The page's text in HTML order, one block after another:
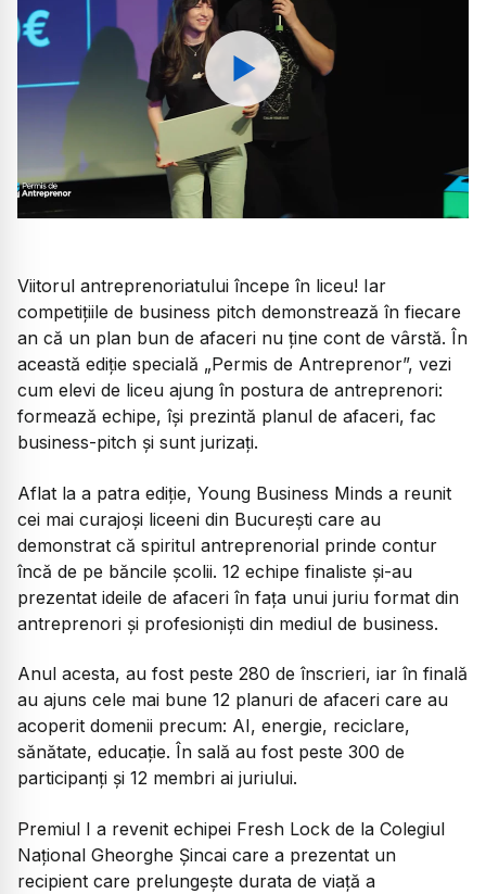
Watch
Viitorul antreprenoriatului începe în liceu! Iar
competițiile de business pitch demonstrează în fiecare
an că un plan bun de afaceri nu ține cont de vârstă. În
această ediție specială „Permis de Antreprenor”, vezi
cum elevi de liceu ajung în postura de antreprenori:
formează echipe, își prezintă planul de afaceri, fac
business-pitch și sunt jurizați.
Aflat la a patra ediție, Young Business Minds a reunit
cei mai curajoși liceeni din București care au
demonstrat că spiritul antreprenorial prinde contur
încă de pe băncile școlii. 12 echipe finaliste și-au
prezentat ideile de afaceri în fața unui juriu format din
antreprenori și profesioniști din mediul de business.
Anul acesta, au fost peste 280 de înscrieri, iar în finală
au ajuns cele mai bune 12 planuri de afaceri care au
acoperit domenii precum: AI, energie, reciclare,
sănătate, educație. În sală au fost peste 300 de
participanți și 12 membri ai juriului.
Premiul I a revenit echipei Fresh Lock de la Colegiul
Național Gheorghe Șincai care a prezentat un
recipient care prelungește durata de viață a